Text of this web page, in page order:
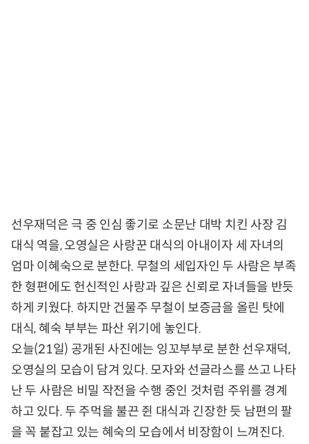
선우재덕은 극 중 인심 좋기로 소문난 대박 치킨 사장 김
대식 역을, 오영실은 사랑꾼 대식의 아내이자 세 자녀의
엄마 이혜숙으로 분한다. 무철의 세입자인 두 사람은 부족
한 형편에도 헌신적인 사랑과 깊은 신뢰로 자녀들을 반듯
하게 키웠다. 하지만 건물주 무철이 보증금을 올린 탓에
대식, 혜숙 부부는 파산 위기에 놓인다.
오늘(21일) 공개된 사진에는 잉꼬부부로 분한 선우재덕,
오영실의 모습이 담겨 있다. 모자와 선글라스를 쓰고 나타
난 두 사람은 비밀 작전을 수행 중인 것처럼 주위를 경계
하고 있다. 두 주먹을 불끈 쥔 대식과 긴장한 듯 남편의 팔
을 꼭 붙잡고 있는 혜숙의 모습에서 비장함이 느껴진다.